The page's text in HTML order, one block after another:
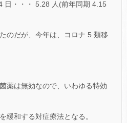
日・・・ 5.28 人(前年同期 4.15
のだが、今年は、コロナ 5 類移
薬は無効なので、いわゆる特効
緩和する対症療法となる。